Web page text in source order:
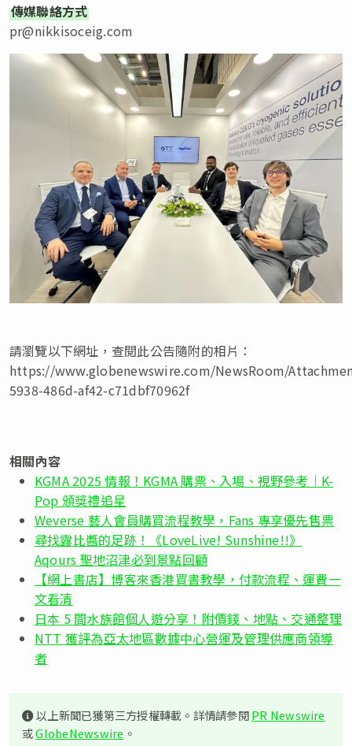
傳媒聯絡方式
pr@nikkisoceig.com
請瀏覽以下網址，查閱此公告隨附的相片：
https://www.globenewswire.com/NewsRoom/
5938-486d-af42-c71dbf70962f
相關內容
KGMA 2025 情報！KGMA 購票、入場、視野參考｜K-
Pop 頒獎禮追星
Weverse 藝人會員購買流程教學，Fans 專享優先售票
尋找露比醬的足跡！《LoveLive! Sunshine!!》
Aqours 聖地沼津必到景點回顧
【網上書店】博客來香港買書教學，付款流程、運費一
文看清
日本 5 間水族館個人遊分享！附價錢、地點、交通整理
NTT 獲評為亞太地區數據中心營運及管理供應商領導
者
以上新聞已獲第三方授權轉載。詳情請參閱PR Newswire
或GlobeNewswire 。